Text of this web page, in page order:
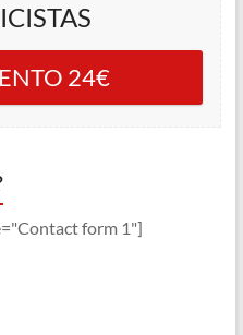
24€
form 1"]